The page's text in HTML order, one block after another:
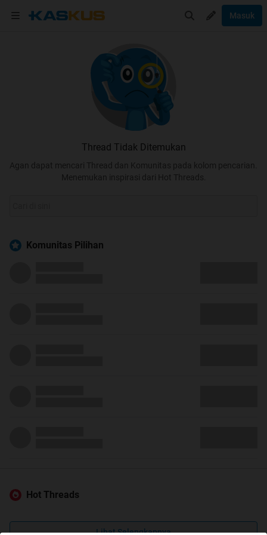
Masuk
Thread Tidak Ditemukan
Agan dapat mencari Thread dan Komunitas pada kolom pencarian.
Menemukan inspirasi dari Hot Threads.
Komunitas Pilihan
Hot Threads
Lihat Selengkapnya